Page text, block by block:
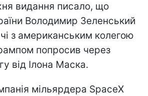
видання писало, що
Володимир Зеленський
з американським колегою
попросив через
від Ілона Маска.
мільярдера SpaceX